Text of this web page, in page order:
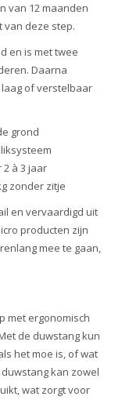
van 12 maanden
van deze step.
en is met twee
Daarna
laag of verstelbaar
grond
à 3 jaar
zonder zitje
en vervaardigd uit
producten zijn
mee te gaan,
met ergonomisch
de duwstang kun
het moe is, of wat
kan zowel
wat zorgt voor